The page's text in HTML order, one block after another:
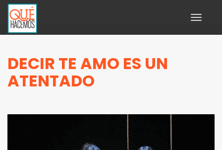
Toggle
DECIR TE AMO ES UN
ATENTADO